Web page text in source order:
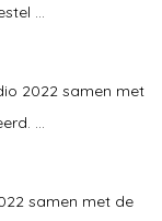
...
2022 samen met
...
samen met de